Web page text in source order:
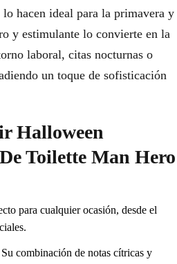
hacen ideal para la primavera y
y estimulante lo convierte en la
laboral, citas nocturnas o
un toque de sofisticación
Halloween
Toilette Man Hero
para cualquier ocasión, desde el
Su combinación de notas cítricas y